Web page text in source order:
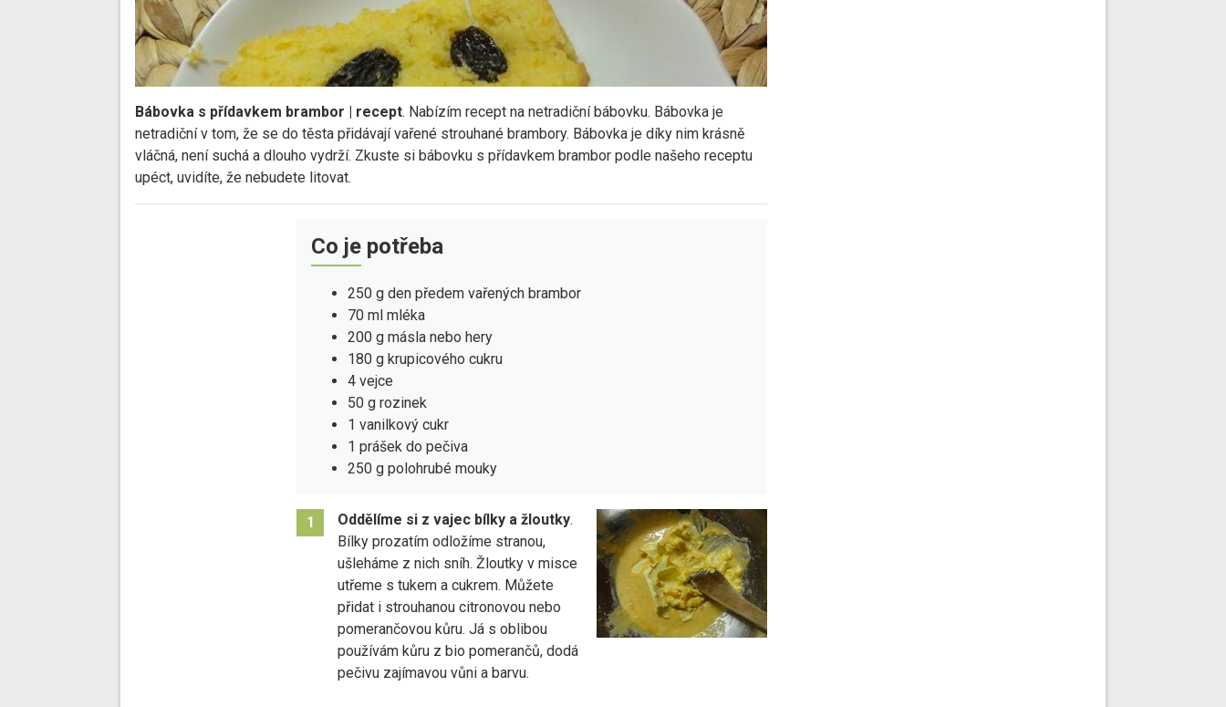
Bábovka s přídavkem brambor | recept. Nabízím recept na netradiční bábovku. Bábovka je
netradiční v tom, že se do těsta přidávají vařené strouhané brambory. Bábovka je díky nim krásně
vláčná, není suchá a dlouho vydrží. Zkuste si bábovku s přídavkem brambor podle našeho receptu
upéct, uvidíte, že nebudete litovat.
Co je potřeba
250 g den předem vařených brambor
70 ml mléka
200 g másla nebo hery
180 g krupicového cukru
4 vejce
50 g rozinek
1 vanilkový cukr
1 prášek do pečiva
250 g polohrubé mouky
1 Oddělíme si z vajec bílky a žloutky.
Bílky prozatím odložíme stranou,
ušleháme z nich sníh. Žloutky v misce
utřeme s tukem a cukrem. Můžete
přidat i strouhanou citronovou nebo
pomerančovou kůru. Já s oblibou
používám kůru z bio pomerančů, dodá
pečivu zajímavou vůni a barvu.